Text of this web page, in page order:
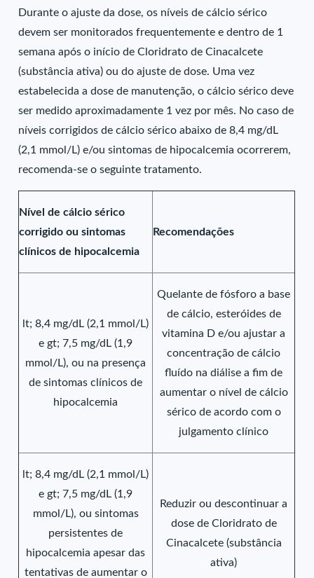
Durante o ajuste da dose, os níveis de cálcio sérico
devem ser monitorados frequentemente e dentro de 1
semana após o início de Cloridrato de Cinacalcete
(substância ativa) ou do ajuste de dose. Uma vez
estabelecida a dose de manutenção, o cálcio sérico deve
ser medido aproximadamente 1 vez por mês. No caso de
níveis corrigidos de cálcio sérico abaixo de 8,4 mg/dL
(2,1 mmol/L) e/ou sintomas de hipocalcemia ocorrerem,
recomenda-se o seguinte tratamento.
Nível de cálcio sérico
corrigido ou sintomas
clínicos de hipocalcemia
Recomendações
lt; 8,4 mg/dL (2,1 mmol/L)
e gt; 7,5 mg/dL (1,9
mmol/L), ou na presença
de sintomas clínicos de
hipocalcemia
Quelante de fósforo a base
de cálcio, esteróides de
vitamina D e/ou ajustar a
concentração de cálcio
fluído na diálise a fim de
aumentar o nível de cálcio
sérico de acordo com o
julgamento clínico
lt; 8,4 mg/dL (2,1 mmol/L)
e gt; 7,5 mg/dL (1,9
mmol/L), ou sintomas
persistentes de
hipocalcemia apesar das
tentativas de aumentar o
Reduzir ou descontinuar a
dose de Cloridrato de
Cinacalcete (substância
ativa)